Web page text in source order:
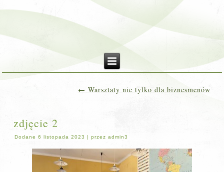
← Warsztaty nie tylko dla biznesmenów
zdjęcie 2
Dodane 6 listopada 2023 |przez admin3